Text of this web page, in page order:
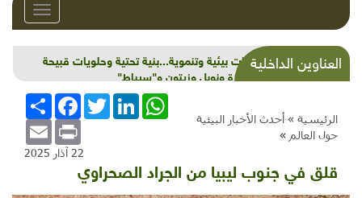
Toggle
العناوين الداخليةشذرات بيئية وتنموية...بنية تحتية وحلويات قبيحة
وحاكورة ونوبل وزيتون و"سيباط"
الرئيسية » أحدث الأخبار البيئية
حول العالم »
انشر
FacebookTwitterLinkedInWhatsApp
Email Print
22 آذار 2025
قلق في جنوب ليبيا من الجراد الصحراوي